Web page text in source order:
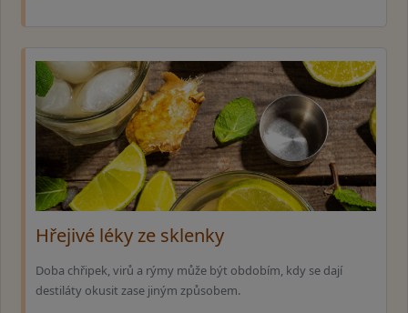
Hřejivé léky ze sklenky
Doba chřipek, virů a rýmy může být obdobím, kdy se dají
destiláty okusit zase jiným způsobem.